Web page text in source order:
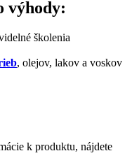
výhody:
školenia
, olejov, lakov a voskov
k produktu, nájdete